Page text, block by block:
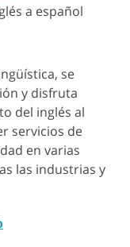
a español
se
y disfruta
del inglés al
servicios de
en varias
las industrias y